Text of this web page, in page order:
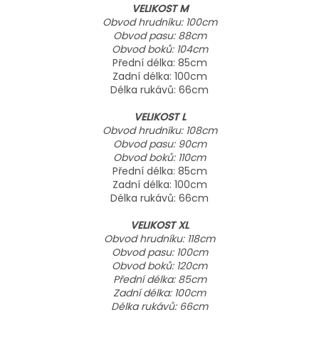
VELIKOST M
Obvod hrudníku: 100cm
Obvod pasu: 88cm
Obvod boků: 104cm
Přední délka: 85cm
Zadní délka: 100cm
Délka rukávů: 66cm
VELIKOST L
Obvod hrudníku: 108cm
Obvod pasu: 90cm
Obvod boků: 110cm
Přední délka: 85cm
Zadní délka: 100cm
Délka rukávů: 66cm
VELIKOST XL
Obvod hrudníku: 118cm
Obvod pasu: 100cm
Obvod boků: 120cm
Přední délka: 85cm
Zadní délka: 100cm
Délka rukávů: 66cm